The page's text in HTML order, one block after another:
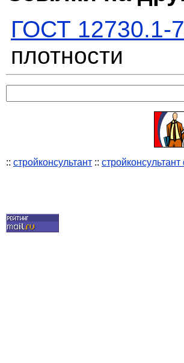
ГОСТ 12730.1-
плотности
:: стройконсультант ::